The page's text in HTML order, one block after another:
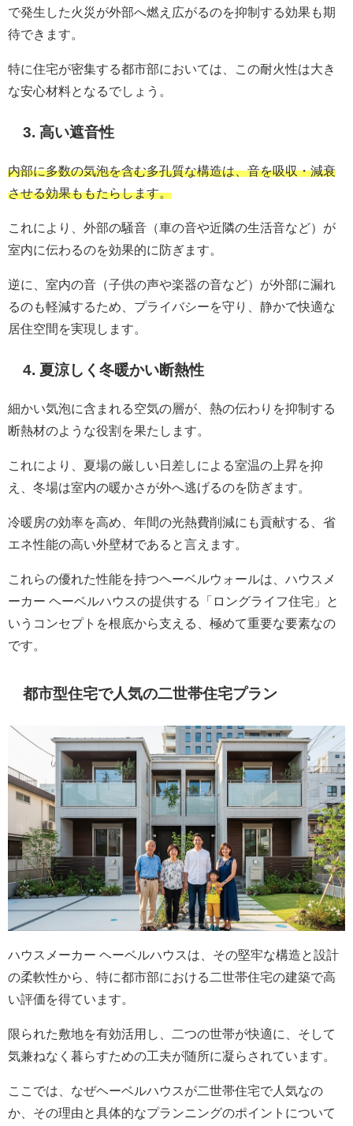
で発生した火災が外部へ燃え広がるのを抑制する効果も期
待できます。
特に住宅が密集する都市部においては、この耐火性は大き
な安心材料となるでしょう。
3. 高い遮音性
内部に多数の気泡を含む多孔質な構造は、音を吸収・減衰
させる効果ももたらします。
これにより、外部の騒音（車の音や近隣の生活音など）が
室内に伝わるのを効果的に防ぎます。
逆に、室内の音（子供の声や楽器の音など）が外部に漏れ
るのも軽減するため、プライバシーを守り、静かで快適な
居住空間を実現します。
4. 夏涼しく冬暖かい断熱性
細かい気泡に含まれる空気の層が、熱の伝わりを抑制する
断熱材のような役割を果たします。
これにより、夏場の厳しい日差しによる室温の上昇を抑
え、冬場は室内の暖かさが外へ逃げるのを防ぎます。
冷暖房の効率を高め、年間の光熱費削減にも貢献する、省
エネ性能の高い外壁材であると言えます。
これらの優れた性能を持つヘーベルウォールは、ハウスメ
ーカー ヘーベルハウスの提供する「ロングライフ住宅」と
いうコンセプトを根底から支える、極めて重要な要素なの
です。
都市型住宅で人気の二世帯住宅プラン
ハウスメーカー ヘーベルハウスは、その堅牢な構造と設計
の柔軟性から、特に都市部における二世帯住宅の建築で高
い評価を得ています。
限られた敷地を有効活用し、二つの世帯が快適に、そして
気兼ねなく暮らすための工夫が随所に凝らされています。
ここでは、なぜヘーベルハウスが二世帯住宅で人気なの
か、その理由と具体的なプランニングのポイントについて